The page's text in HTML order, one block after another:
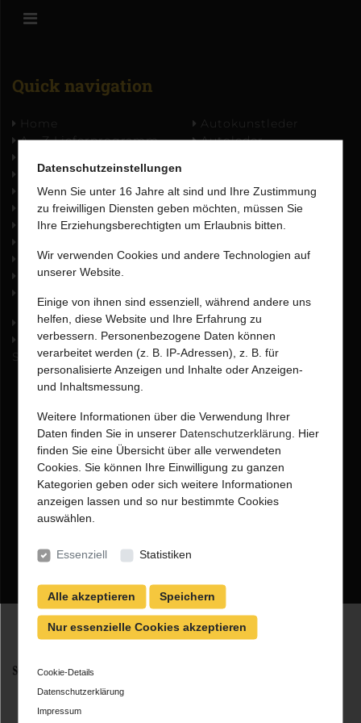
Quick navigation
Home
A - Z Lieferprogramm
Datenschutz
Disclaimer
Downloads
Impressum
Links
Sitemap
Autokunstleder
Autoleder
Skai Interior
skai Rest- und
Sonderposten
NEU - Gardinen und
Deko
Leder
Skai®
Schaumstoffe
nopma® antirutsch
2023
laif VyP Nappa
Lederreinigung und
Pflege
08:00 Uhr - 17:00 Uhr
Datenschutzeinstellungen
Wenn Sie unter 16 Jahre alt sind und Ihre Zustimmung
zu freiwilligen Diensten geben möchten, müssen Sie
Ihre Erziehungsberechtigten um Erlaubnis bitten.
Wir verwenden Cookies und andere Technologien auf
unserer Website.
Einige von ihnen sind essenziell, während andere uns
helfen, diese Website und Ihre Erfahrung zu
verbessern. Personenbezogene Daten können
verarbeitet werden (z. B. IP-Adressen), z. B. für
personalisierte Anzeigen und Inhalte oder Anzeigen-
und Inhaltsmessung.
Weitere Informationen über die Verwendung Ihrer
Daten finden Sie in unserer Datenschutzerklärung . Hier
finden Sie eine Übersicht über alle verwendeten
Cookies. Sie können Ihre Einwilligung zu ganzen
Kategorien geben oder sich weitere Informationen
anzeigen lassen und so nur bestimmte Cookies
auswählen.
Essenziell Statistiken
Alle akzeptieren Speichern
Nur essenzielle Cookies akzeptieren
Cookie-Details
Datenschutzerklärung
Impressum